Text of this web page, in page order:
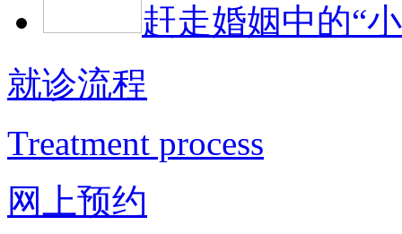
赶走婚姻中的“
就诊流程
Treatment process
网上预约